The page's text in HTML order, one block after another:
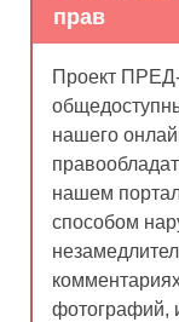
прав
Проект
нашего
нашем
способом
фотографий,